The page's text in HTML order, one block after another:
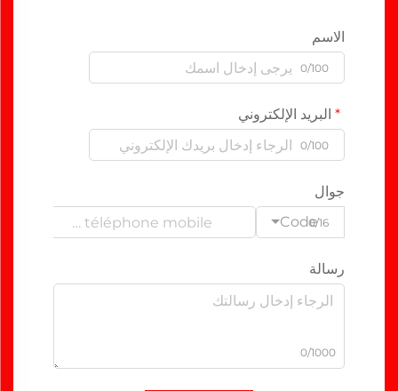
الاسم
0/100
البريد الإلكتروني
0/100
جوال
Code0/16
رسالة
0/1000